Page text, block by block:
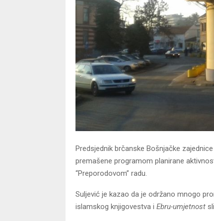
Predsjednik brčanske Bošnjačke
premašene programom planirane
“Preporodovom” radu.
Suljević je kazao da je održano mnogo
islamskog knjigovestva i Ebru-umjetnost